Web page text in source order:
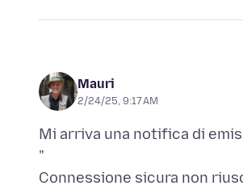
Mauri
2/24/25, 9:17 AM
Mi arriva una notifica di
"